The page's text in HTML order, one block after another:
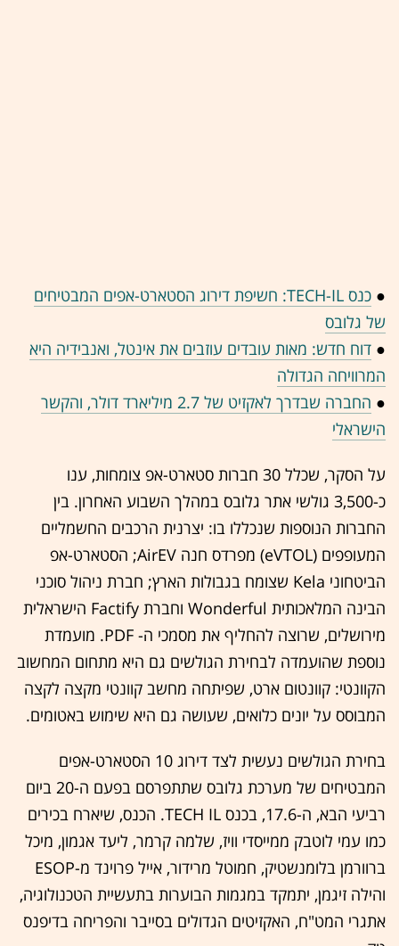
●
כנס TECH-IL: חשיפת דירוג הסטארט-אפים המבטיחים
של גלובס
● דוח חדש: מאות עובדים עוזבים את אינטל, ואנבידיה היא
המרוויחה הגדולה
●
החברה שבדרך לאקזיט של 2.7 מיליארד דולר, והקשר
הישראלי
על הסקר, שכלל 30 חברות סטארט-אפ צומחות, ענו
כ-3,500 גולשי אתר גלובס במהלך השבוע האחרון. בין
החברות הנוספות שנכללו בו: יצרנית הרכבים החשמליים
המעופפים (eVTOL) מפרדס חנה AirEV; הסטארט-אפ
הביטחוני Kela שצומח בגבולות הארץ; חברת ניהול סוכני
הבינה המלאכותית Wonderful וחברת Factify הישראלית
מירושלים, שרוצה להחליף את מסמכי ה- PDF. מועמדת
נוספת שהועמדה לבחירת הגולשים גם היא מתחום המחשוב
הקוונטי: קוונטום ארט, שפיתחה מחשב קוונטי מקצה לקצה
המבוסס על יונים כלואים, שעושה גם היא שימוש באטומים.
בחירת הגולשים נעשית לצד דירוג 10 הסטארט-אפים
המבטיחים של מערכת גלובס שתתפרסם בפעם ה-20 ביום
רביעי הבא, ה-17.6, בכנס TECH IL. הכנס, שיארח בכירים
כמו עמי לוטבק ממייסדי וויז, שלמה קרמר, ליעד אגמון, מיכל
ברוורמן בלומנשטיק, חמוטל מרידור, אייל פרוינד מ-ESOP
והילה זיגמן, יתמקד במגמות הבוערות בתעשיית הטכנולוגיה,
אתגרי המט"ח, האקזיטים הגדולים בסייבר והפריחה בדיפנס